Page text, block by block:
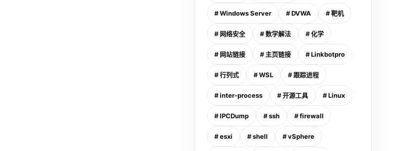
# Windows Server # DVWA # 靶机
# 网络安全 # 数学解法 # 化学
# 网站链接 # 主页链接 # Linkbotpro
# 行列式 # WSL # 跟踪进程
# inter-process # 开源工具 # Linux
# IPCDump # ssh # firewall
# esxi # shell # vSphere